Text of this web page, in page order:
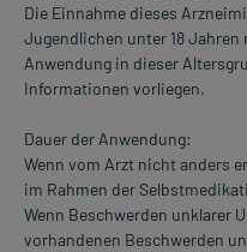
Die Einnahme dieses
Jugendlichen unter 18
Anwendung in dieser
Informationen vorliegen.
Dauer der Anwendung:
Wenn vom Arzt nicht anders
im Rahmen der
Wenn Beschwerden unklarer
vorhandenen Beschwerden